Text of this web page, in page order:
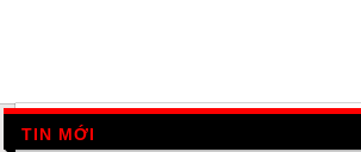
TIN MỚI